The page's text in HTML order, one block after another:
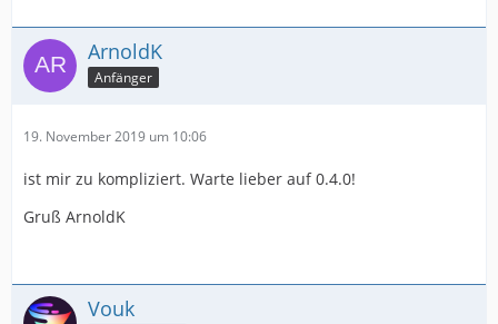
ArnoldK
Anfänger
19. November 2019 um 10:06
ist mir zu kompliziert. Warte lieber auf 0.4.0!
Gruß ArnoldK
Vouk